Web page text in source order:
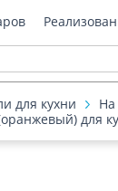
для кухни
На
для